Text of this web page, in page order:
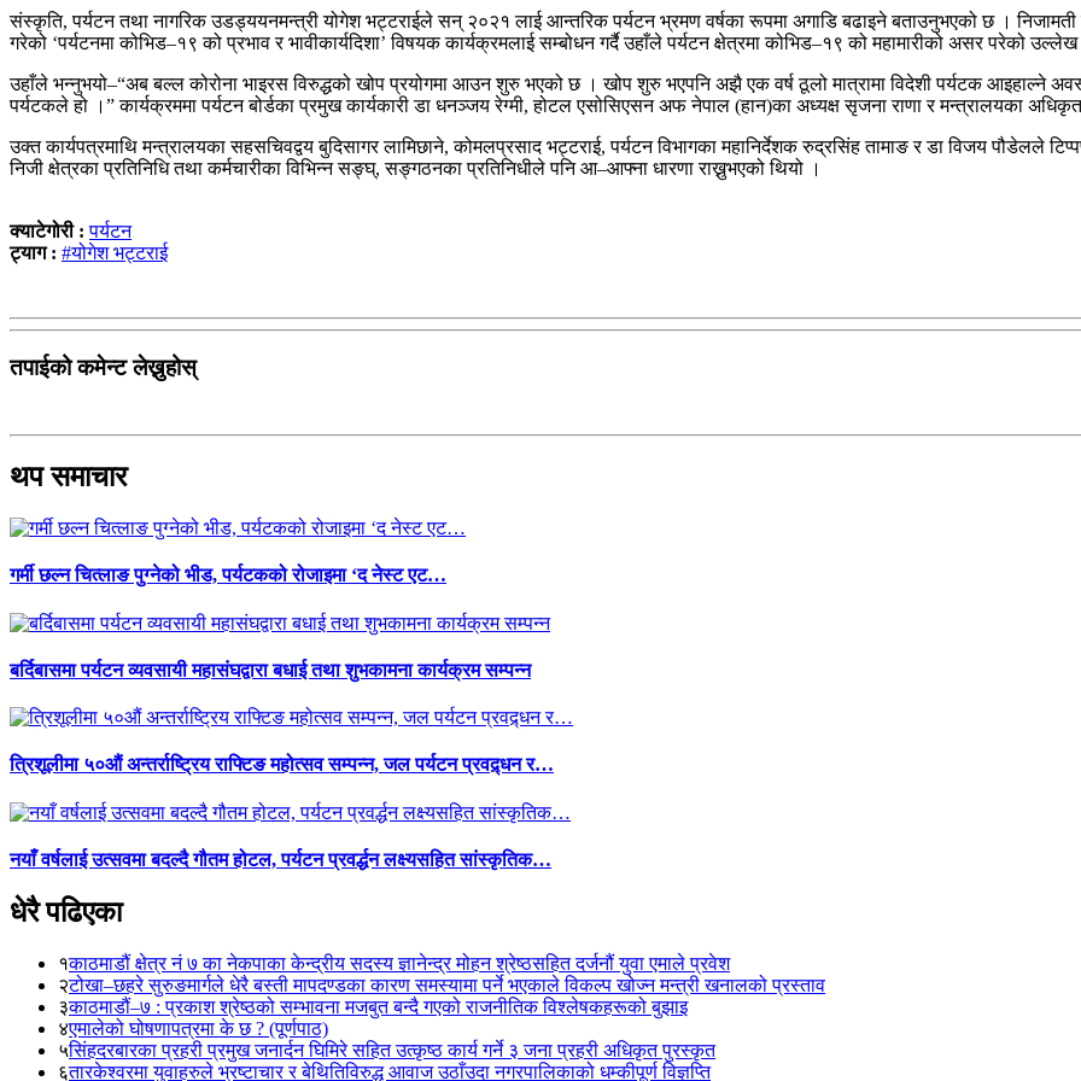
संस्कृति, पर्यटन तथा नागरिक उडड्ययनमन्त्री योगेश भट्टराईले सन् २०२१ लाई आन्तरिक पर्यटन भ्रमण वर्षका रूपमा अगाडि बढाइने बताउनुभएको छ ।
गरेको ‘पर्यटनमा कोभिड–१९ को प्रभाव र भावीकार्यदिशा’ विषयक कार्यक्रमलाई सम्बोधन गर्दै उहाँले पर्यटन क्षेत्रमा कोभिड–१९ को महामारीको असर परेको उल्लेख
उहाँले भन्नुभयो–“अब बल्ल कोरोना भाइरस विरुद्धको खोप प्रयोगमा आउन शुरु भएको छ । खोप शुरु भएपनि अझै एक वर्ष ठूलो मात्रामा विदेशी पर्यटक आइहाल्ने
पर्यटकले हो ।” कार्यक्रममा पर्यटन बोर्डका प्रमुख कार्यकारी डा धनञ्जय रेग्मी, होटल एसोसिएसन अफ नेपाल (हान)का अध्यक्ष सृजना राणा र मन्त्रालयका
उक्त कार्यपत्रमाथि मन्त्रालयका सहसचिवद्वय बुदिसागर लामिछाने, कोमलप्रसाद भट्टराई, पर्यटन विभागका महानिर्देशक रुद्रसिंह तामाङ र डा विजय पौडेलले
निजी क्षेत्रका प्रतिनिधि तथा कर्मचारीका विभिन्न सङ्घ्, सङ्गठनका प्रतिनिधीले पनि आ–आफ्ना धारणा राख्नुभएको थियो ।
क्याटेगोरी :पर्यटन
ट्याग : #योगेश भट्टराई
तपाईको कमेन्ट लेख्नुहोस्
थप समाचार
गर्मी छल्न चित्लाङ पुग्नेको भीड, पर्यटकको रोजाइमा ‘द नेस्ट एट…
बर्दिबासमा पर्यटन व्यवसायी महासंघद्वारा बधाई तथा शुभकामना कार्यक्रम सम्पन्न
त्रिशूलीमा ५०औं अन्तर्राष्ट्रिय राफ्टिङ महोत्सव सम्पन्न, जल पर्यटन प्रवद्र्धन र…
नयाँ वर्षलाई उत्सवमा बदल्दै गौतम होटल, पर्यटन प्रवर्द्धन लक्ष्यसहित सांस्कृतिक…
धेरै पढिएका
१काठमाडौं क्षेत्र नं ७ का नेकपाका केन्द्रीय सदस्य ज्ञानेन्द्र मोहन श्रेष्ठसहित दर्जनौं युवा एमाले प्रवेश
२टोखा–छहरे सुरुङमार्गले धेरै बस्ती मापदण्डका कारण समस्यामा पर्ने भएकाले विकल्प खोज्न मन्त्री खनालको प्रस्ताव
३काठमाडौं–७ : प्रकाश श्रेष्ठको सम्भावना मजबुत बन्दै गएको राजनीतिक विश्लेषकहरूको बुझाइ
४एमालेको घोषणापत्रमा के छ ? (पूर्णपाठ)
५सिंहदरबारका प्रहरी प्रमुख जनार्दन घिमिरे सहित उत्कृष्ठ कार्य गर्ने ३ जना प्रहरी अधिकृत पुरस्कृत
६तारकेश्वरमा युवाहरुले भ्रष्टाचार र बेथितिविरुद्ध आवाज उठाँउदा नगरपालिकाको धम्कीपूर्ण विज्ञप्ति